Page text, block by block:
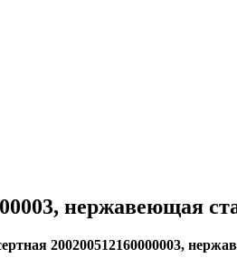
нержавеющая
200200512160000003,